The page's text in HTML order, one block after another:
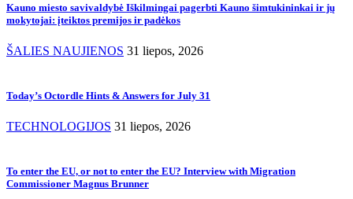
Kauno miesto savivaldybė Iškilmingai pagerbti Kauno šimtukininkai ir jų
mokytojai: įteiktos premijos ir padėkos
ŠALIES NAUJIENOS 31 liepos, 2026
Today’s Octordle Hints & Answers for July 31
TECHNOLOGIJOS 31 liepos, 2026
To enter the EU, or not to enter the EU? Interview with Migration
Commissioner Magnus Brunner